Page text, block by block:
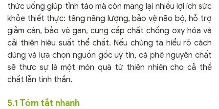
thức uống giúp tỉnh táo mà còn mang lại nhiều lợi ích sức
khỏe thiết thực: tăng năng lượng, bảo vệ não bộ, hỗ trợ
giảm cân, bảo vệ gan, cung cấp chất chống oxy hóa và
cải thiện hiệu suất thể chất. Nếu chúng ta hiểu rõ cách
dùng và lựa chọn nguồn gốc uy tín, cà phê nguyên chất
sẽ thực sự là một món quà từ thiên nhiên cho cả thể
chất lẫn tinh thần.
5.1 Tóm tắt nhanh